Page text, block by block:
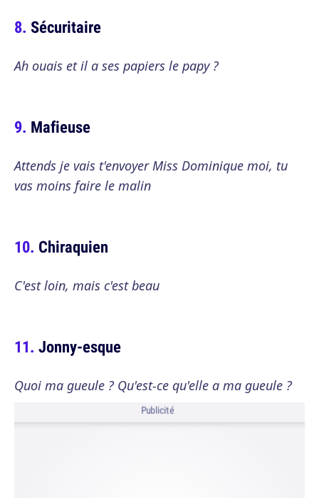
Sécuritaire
Ah ouais et il a ses papiers le papy ?
Mafieuse
Attends je vais t'envoyer Miss Dominique moi, tu
vas moins faire le malin
Chiraquien
C'est loin, mais c'est beau
Jonny-esque
Quoi ma gueule ? Qu'est-ce qu'elle a ma gueule ?
Publicité